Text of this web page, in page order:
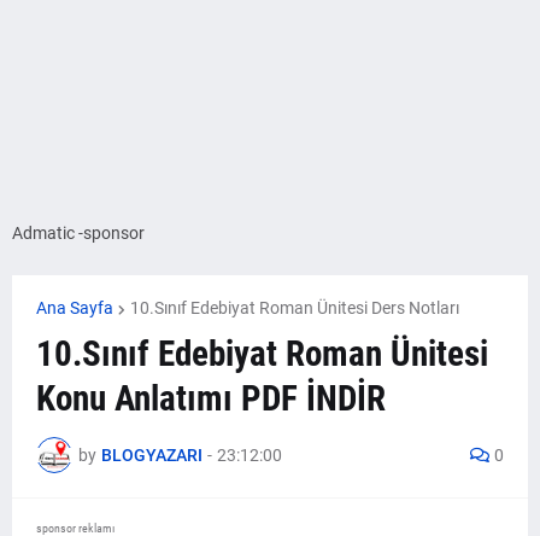
Admatic -sponsor
Ana Sayfa 10.Sınıf Edebiyat Roman Ünitesi Ders Notları
10.Sınıf Edebiyat Roman Ünitesi
Konu Anlatımı PDF İNDİR
by BLOGYAZARI - 23:12:00 0
sponsor reklamı